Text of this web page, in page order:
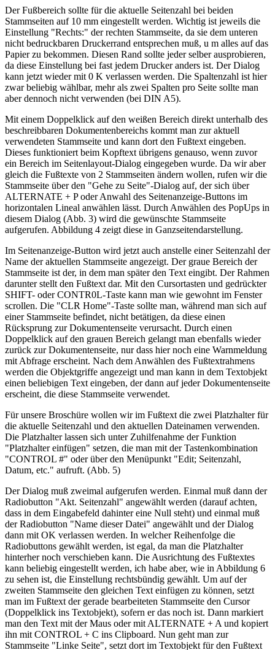
Der Fußbereich sollte für die aktuelle Seitenzahl bei beiden
Stammseiten auf 10 mm eingestellt werden. Wichtig ist jeweils die
Einstellung "Rechts:" der rechten Stammseite, da sie dem unteren
nicht bedruckbaren Druckerrand entsprechen muß, u m alles auf das
Papier zu bekommen. Diesen Rand sollte jeder selber ausprobieren,
da diese Einstellung bei fast jedem Drucker anders ist. Der Dialog
kann jetzt wieder mit 0 K verlassen werden. Die Spaltenzahl ist hier
zwar beliebig wählbar, mehr als zwei Spalten pro Seite sollte man
aber dennoch nicht verwenden (bei DIN A5).
Mit einem Doppelklick auf den weißen Bereich direkt unterhalb des
beschreibbaren Dokumentenbereichs kommt man zur aktuell
verwendeten Stammseite und kann dort den Fußtext eingeben.
Dieses funktioniert beim Kopftext übrigens genauso, wenn zuvor
ein Bereich im Seitenlayout-Dialog eingegeben wurde. Da wir aber
gleich die Fußtexte von 2 Stammseiten ändern wollen, rufen wir die
Stammseite über den "Gehe zu Seite"-Dialog auf, der sich über
ALTERNATE + P oder Anwahl des Seitenanzeige-Buttons im
horizontalen Lineal anwählen lässt. Durch Anwählen des PopUps in
diesem Dialog (Abb. 3) wird die gewünschte Stammseite
aufgerufen. Abbildung 4 zeigt diese in Ganzseitendarstellung.
Im Seitenanzeige-Button wird jetzt auch anstelle einer Seitenzahl der
Name der aktuellen Stammseite angezeigt. Der graue Bereich der
Stammseite ist der, in dem man später den Text eingibt. Der Rahmen
darunter stellt den Fußtext dar. Mit den Cursortasten und gedrückter
SHIFT- oder CONTR0L-Taste kann man wie gewohnt im Fenster
scrollen. Die "CLR Home"-Taste sollte man, während man sich auf
einer Stammseite befindet, nicht betätigen, da diese einen
Rücksprung zur Dokumentenseite verursacht. Durch einen
Doppelklick auf den grauen Bereich gelangt man ebenfalls wieder
zurück zur Dokumentenseite, nur dass hier noch eine Warnmeldung
mit Abfrage erscheint. Nach dem Anwählen des Fußtextrahmens
werden die Objektgriffe angezeigt und man kann in dem Textobjekt
einen beliebigen Text eingeben, der dann auf jeder Dokumentenseite
erscheint, die diese Stammseite verwendet.
Für unsere Broschüre wollen wir im Fußtext die zwei Platzhalter für
die aktuelle Seitenzahl und den aktuellen Dateinamen verwenden.
Die Platzhalter lassen sich unter Zuhilfenahme der Funktion
"Platzhalter einfügen" setzen, die man mit der Tastenkombination
"CONTROL #" oder über den Menüpunkt "Edit; Seitenzahl,
Datum, etc." aufruft. (Abb. 5)
Der Dialog muß zweimal aufgerufen werden. Einmal muß dann der
Radiobutton "Akt. Seitenzahl" angewählt werden (darauf achten,
dass in dem Eingabefeld dahinter eine Null steht) und einmal muß
der Radiobutton "Name dieser Datei" angewählt und der Dialog
dann mit OK verlassen werden. In welcher Reihenfolge die
Radiobuttons gewählt werden, ist egal, da man die Platzhalter
hinterher noch verschieben kann. Die Ausrichtung des Fußtextes
kann beliebig eingestellt werden, ich habe aber, wie in Abbildung 6
zu sehen ist, die Einstellung rechtsbündig gewählt. Um auf der
zweiten Stammseite den gleichen Text einfügen zu können, setzt
man im Fußtext der gerade bearbeiteten Stammseite den Cursor
(Doppelklick ins Textobjekt), sofern er das noch ist. Dann markiert
man den Text mit der Maus oder mit ALTERNATE + A und kopiert
ihn mit CONTROL + C ins Clipboard. Nun geht man zur
Stammseite "Linke Seite", setzt dort im Textobjekt für den Fußtext